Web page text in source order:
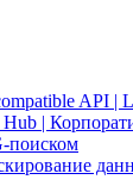
API |
|
поиском